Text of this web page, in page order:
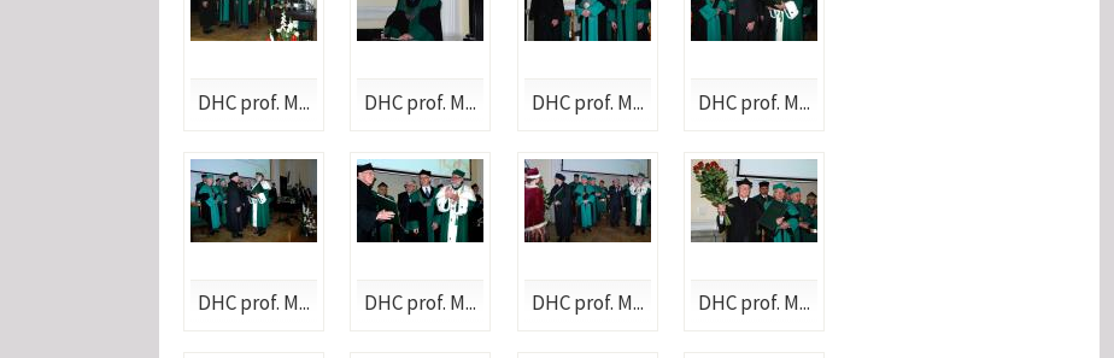
DHC prof. M... DHC prof. M... DHC prof. M... DHC prof. M...
DHC prof. M... DHC prof. M... DHC prof. M... DHC prof. M...